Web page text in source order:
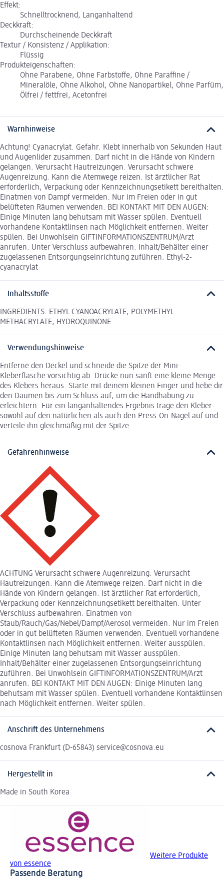
Effekt:
Schnelltrocknend, Langanhaltend
Deckkraft:
Durchscheinende Deckkraft
Textur / Konsistenz / Applikation:
Flüssig
Produkteigenschaften:
Ohne Parabene, Ohne Farbstoffe, Ohne Paraffine /
Mineralöle, Ohne Alkohol, Ohne Nanopartikel, Ohne Parfüm,
Ölfrei / fettfrei, Acetonfrei
Warnhinweise
Achtung! Cyanacrylat. Gefahr. Klebt innerhalb von Sekunden Haut
und Augenlider zusammen. Darf nicht in die Hände von Kindern
gelangen. Verursacht Hautreizungen. Verursacht schwere
Augenreizung. Kann die Atemwege reizen. Ist ärztlicher Rat
erforderlich, Verpackung oder Kennzeichnungsetikett bereithalten.
Einatmen von Dampf vermeiden. Nur im Freien oder in gut
belüfteten Räumen verwenden. BEI KONTAKT MIT DEN AUGEN:
Einige Minuten lang behutsam mit Wasser spülen. Eventuell
vorhandene Kontaktlinsen nach Möglichkeit entfernen. Weiter
spülen. Bei Unwohlsein GIFTINFORMATIONSZENTRUM/Arzt
anrufen. Unter Verschluss aufbewahren. Inhalt/Behälter einer
zugelassenen Entsorgungseinrichtung zuführen. Ethyl-2-
cyanacrylat
Inhaltsstoffe
INGREDIENTS: ETHYL CYANOACRYLATE, POLYMETHYL
METHACRYLATE, HYDROQUINONE.
Verwendungshinweise
Entferne den Deckel und schneide die Spitze der Mini-
Kleberflasche vorsichtig ab. Drücke nun sanft eine kleine Menge
des Klebers heraus. Starte mit deinem kleinen Finger und hebe dir
den Daumen bis zum Schluss auf, um die Handhabung zu
erleichtern. Für ein langanhaltendes Ergebnis trage den Kleber
sowohl auf den natürlichen als auch den Press-On-Nagel auf und
verteile ihn gleichmäßig mit der Spitze.
Gefahrenhinweise
ACHTUNG Verursacht schwere Augenreizung. Verursacht
Hautreizungen. Kann die Atemwege reizen. Darf nicht in die
Hände von Kindern gelangen. Ist ärztlicher Rat erforderlich,
Verpackung oder Kennzeichnungsetikett bereithalten. Unter
Verschluss aufbewahren. Einatmen von
Staub/Rauch/Gas/Nebel/Dampf/Aerosol vermeiden. Nur im Freien
oder in gut belüfteten Räumen verwenden. Eventuell vorhandene
Kontaktlinsen nach Möglichkeit entfernen. Weiter ausspülen.
Einige Minuten lang behutsam mit Wasser ausspülen.
Inhalt/Behälter einer zugelassenen Entsorgungseinrichtung
zuführen. Bei Unwohlsein GIFTINFORMATIONSZENTRUM/Arzt
anrufen. BEI KONTAKT MIT DEN AUGEN: Einige Minuten lang
behutsam mit Wasser spülen. Eventuell vorhandene Kontaktlinsen
nach Möglichkeit entfernen. Weiter spülen.
Anschrift des Unternehmens
cosnova Frankfurt (D-65843) service@cosnova.eu
Hergestellt in
Made in South Korea
Weitere Produkte
von essence
Passende Beratung